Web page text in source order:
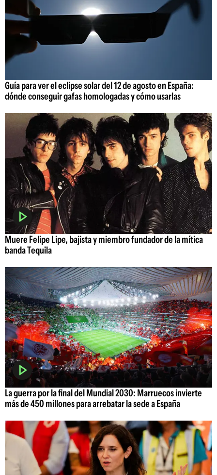
Guía para ver el eclipse solar del 12 de agosto en España:
dónde conseguir gafas homologadas y cómo usarlas
Muere Felipe Lipe, bajista y miembro fundador de la mítica
banda Tequila
La guerra por la final del Mundial 2030: Marruecos invierte
más de 450 millones para arrebatar la sede a España